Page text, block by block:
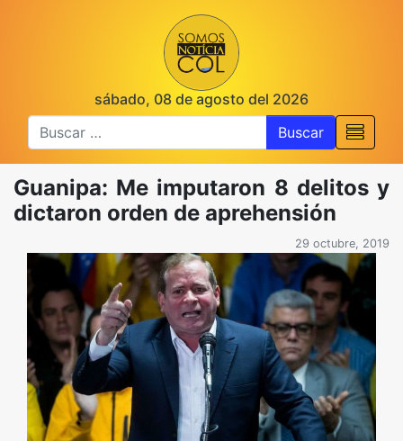
sábado, 08 de agosto del 2026
Buscar
Guanipa: Me imputaron 8 delitos y
dictaron orden de aprehensión
29 octubre, 2019